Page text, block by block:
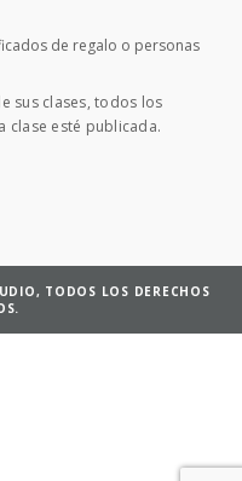
de regalo o personas
sus clases, todos los
clase esté publicada.
TODOS LOS DERECHOS